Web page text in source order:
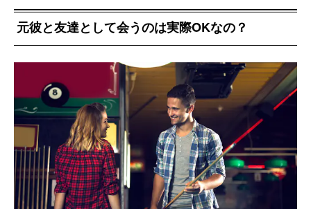
元彼と友達として会うのは実際OKなの？